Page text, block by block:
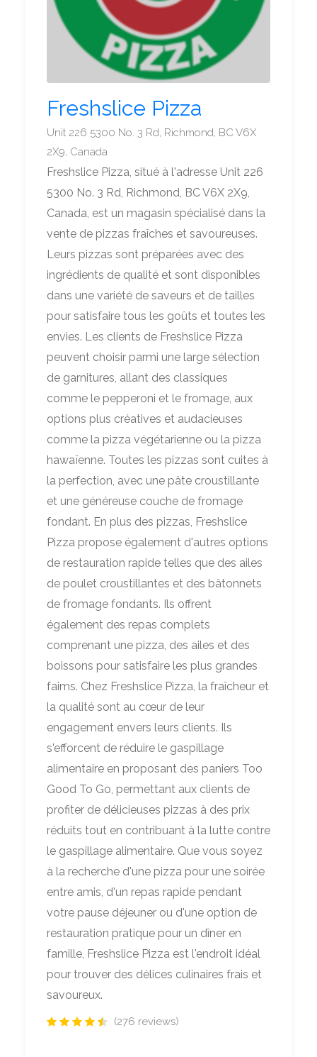
Freshslice Pizza
Unit 226 5300 No. 3 Rd, Richmond, BC V6X
2X9, Canada
Freshslice Pizza, situé à l'adresse Unit 226
5300 No. 3 Rd, Richmond, BC V6X 2X9,
Canada, est un magasin spécialisé dans la
vente de pizzas fraîches et savoureuses.
Leurs pizzas sont préparées avec des
ingrédients de qualité et sont disponibles
dans une variété de saveurs et de tailles
pour satisfaire tous les goûts et toutes les
envies. Les clients de Freshslice Pizza
peuvent choisir parmi une large sélection
de garnitures, allant des classiques
comme le pepperoni et le fromage, aux
options plus créatives et audacieuses
comme la pizza végétarienne ou la pizza
hawaïenne. Toutes les pizzas sont cuites à
la perfection, avec une pâte croustillante
et une généreuse couche de fromage
fondant. En plus des pizzas, Freshslice
Pizza propose également d'autres options
de restauration rapide telles que des ailes
de poulet croustillantes et des bâtonnets
de fromage fondants. Ils offrent
également des repas complets
comprenant une pizza, des ailes et des
boissons pour satisfaire les plus grandes
faims. Chez Freshslice Pizza, la fraîcheur et
la qualité sont au cœur de leur
engagement envers leurs clients. Ils
s'efforcent de réduire le gaspillage
alimentaire en proposant des paniers Too
Good To Go, permettant aux clients de
profiter de délicieuses pizzas à des prix
réduits tout en contribuant à la lutte contre
le gaspillage alimentaire. Que vous soyez
à la recherche d'une pizza pour une soirée
entre amis, d'un repas rapide pendant
votre pause déjeuner ou d'une option de
restauration pratique pour un dîner en
famille, Freshslice Pizza est l'endroit idéal
pour trouver des délices culinaires frais et
savoureux.
(276 reviews)